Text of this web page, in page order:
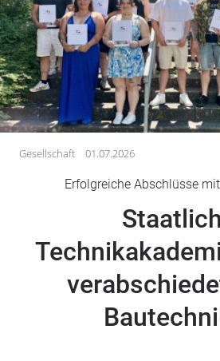
Gesundheit
Kultur
Lifestyle
Wirtschaft
Vogelsberg
Alsfeld
Homberg
Ohm
Schotten
Antrifttal
Gesellschaft 01.07.2026
Erfolgreiche Abschlüsse